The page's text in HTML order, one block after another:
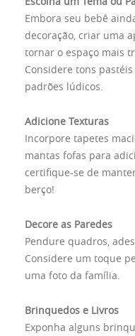
Embora seu bebê
decoração, criar uma
tornar o espaço mais
Considere tons
padrões lúdicos.
Adicione Texturas
Incorpore tapetes
mantas fofas para
certifique-se de
berço!
Decore as Paredes
Pendure quadros,
Considere um toque
uma foto da família.
Brinquedos e Livros
Exponha alguns